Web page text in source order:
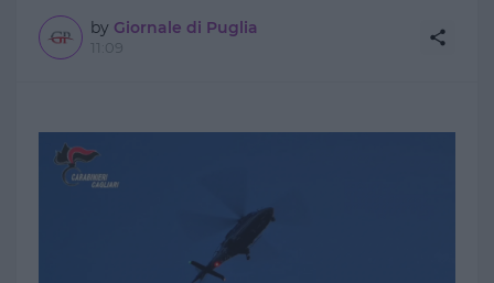
by Giornale di Puglia
11:09